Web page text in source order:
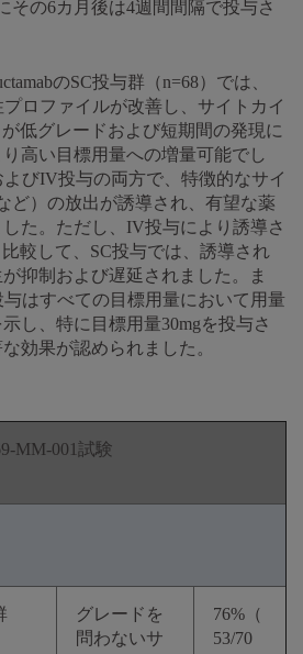
その6カ月後は4週間間隔で投与さ
のSC投与群（n=68）では、
ロファイルが改善し、サイトカイ
低グレードおよび短期間の発現に
高い目標用量への増量可能でし
よびIV投与の両方で、特徴的なサイ
ど）の放出が誘導され、有望な薬
た。ただし、IV投与により誘導さ
較して、SC投与では、誘導され
抑制および遅延されました。ま
与はすべての目標用量において用量
し、特に目標用量30mgを投与さ
効果が認められました。
MM-001試験
グレードを
問わないサ
76%（
53/70